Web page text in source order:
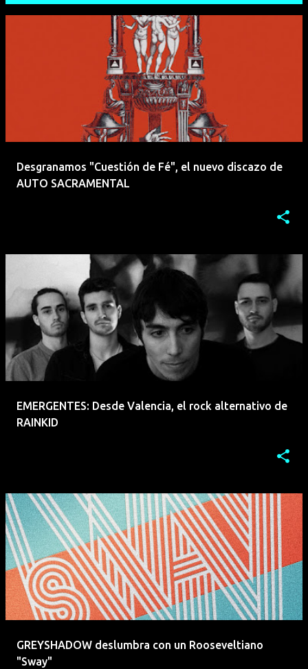
Desgranamos "Cuestión de Fé", el nuevo discazo de
AUTO SACRAMENTAL
EMERGENTES: Desde Valencia, el rock alternativo de
RAINKID
GREYSHADOW deslumbra con un Rooseveltiano
"Sway"